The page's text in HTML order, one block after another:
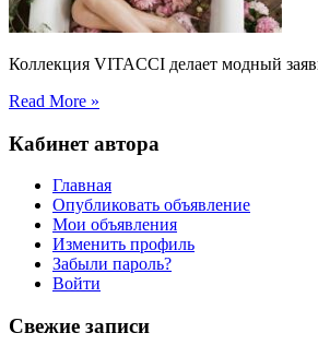
Коллекция VITACCI делает модный
Read More »
Кабинет автора
Главная
Опубликовать объявление
Мои объявления
Изменить профиль
Забыли пароль?
Войти
Свежие записи